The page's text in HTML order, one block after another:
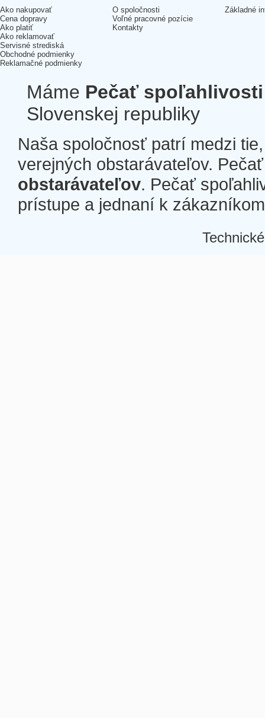
Ako nakupovať
Cena dopravy
Ako platiť
Ako reklamovať
Servisné strediská
Obchodné podmienky
Reklamačné podmienky
O spoločnosti
Voľné pracovné pozície
Kontakty
Základné
Máme Pečať spoľahlivosti
Slovenskej republiky
Naša spoločnosť patrí medzi
verejných obstarávateľov.
obstarávateľov. Pečať
prístupe a jednaní k